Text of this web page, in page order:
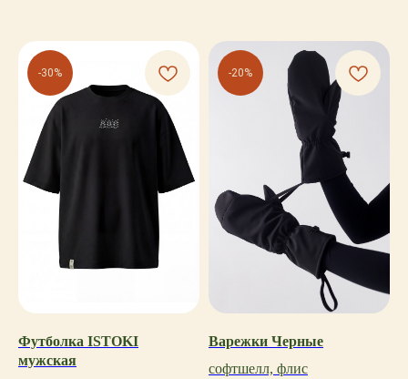
-30%
Футболка ISTOKI
мужская
-20%
Варежки Черные
софтшелл, флис